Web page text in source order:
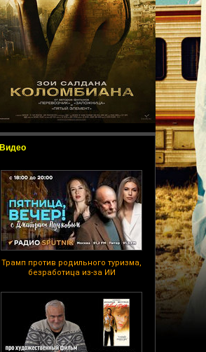
Видео
Трамп против родильного туризма,
безработица из-за ИИ